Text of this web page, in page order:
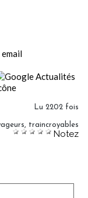
Lu 2202 fois
, traincroyables
Notez